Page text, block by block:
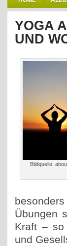
YOGA
UND
Bildquelle:
Übungen
Kraft – so
und